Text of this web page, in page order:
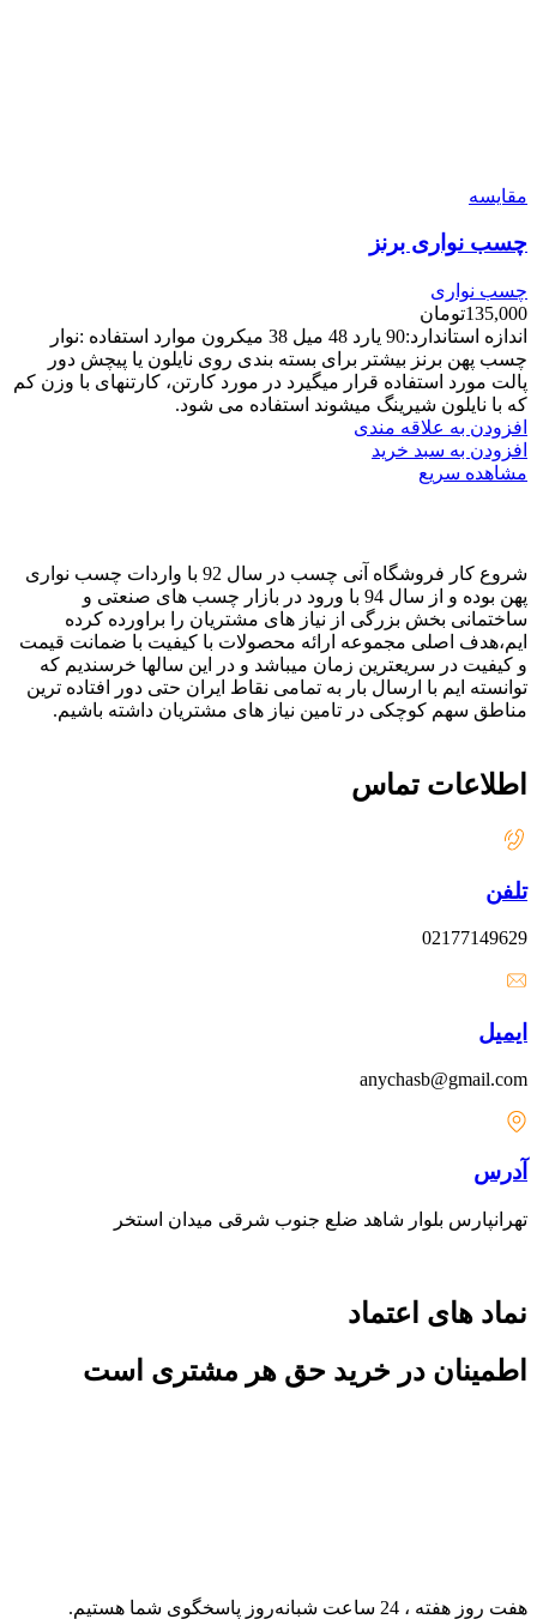
مقایسه
چسب نواری برنز
چسب نواری
135,000تومان
اندازه استاندارد:90 یارد 48 میل 38 میکرون موارد استفاده :نوار
چسب پهن برنز بیشتر برای بسته بندی روی نایلون یا پیچش دور
پالت مورد استفاده قرار میگیرد در مورد کارتن، کارتنهای با وزن کم
که با نایلون شیرینگ میشوند استفاده می شود.
افزودن به علاقه مندی
افزودن به سبد خرید
مشاهده سریع
شروع کار فروشگاه آنی چسب در سال 92 با واردات چسب نواری
پهن بوده و از سال 94 با ورود در بازار چسب های صنعتی و
ساختمانی بخش بزرگی از نیاز های مشتریان را براورده کرده
ایم،هدف اصلی مجموعه ارائه محصولات با کیفیت با ضمانت قیمت
و کیفیت در سریعترین زمان میباشد و در این سالها خرسندیم که
توانسته ایم با ارسال بار به تمامی نقاط ایران حتی دور افتاده ترین
مناطق سهم کوچکی در تامین نیاز های مشتریان داشته باشیم.
اطلاعات تماس
تلفن
02177149629
ایمیل
anychasb@gmail.com
آدرس
تهرانپارس بلوار شاهد ضلع جنوب شرقی میدان استخر
نماد های اعتماد
اطمینان در خرید حق هر مشتری است
هفت روز هفته ، 24 ساعت شبانه‌روز پاسخگوی شما هستیم.